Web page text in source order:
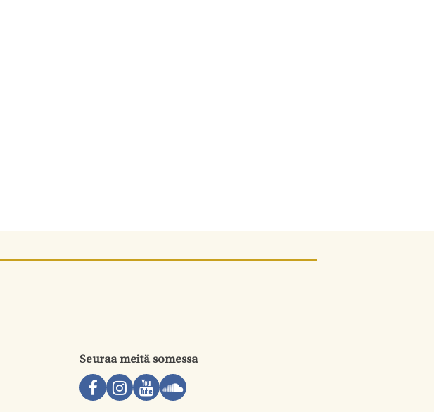
Seuraa meitä somessa